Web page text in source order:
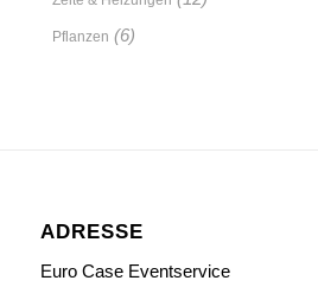
Pflanzen (6)
ADRESSE
Euro Case Eventservice